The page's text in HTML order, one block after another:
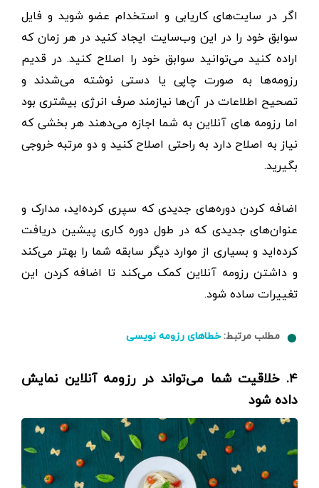
اگر در سایت‌های کاریابی و استخدام عضو شوید و فایل
سوابق خود را در این وب‌سایت ایجاد کنید در هر زمان که
اراده کنید می‌توانید سوابق خود را اصلاح کنید. در قدیم
رزومه‌ها به صورت چاپی یا دستی نوشته می‌شدند و
تصحیح اطلاعات در آن‌ها نیازمند صرف انرژی بیشتری بود
اما رزومه های آنلاین به شما اجازه می‌دهند هر بخشی که
نیاز به اصلاح دارد به راحتی اصلاح کنید و دو مرتبه خروجی
بگیرید.
اضافه کردن دوره‌های جدیدی که سپری کرده‌اید، مدارک و
عنوان‌های جدیدی که در طول دوره کاری پیشین دریافت
کرده‌اید و بسیاری از موارد دیگر سابقه شما را بهتر می‌کند
و داشتن رزومه آنلاین کمک می‌کند تا اضافه کردن این
تغییرات ساده شود.
مطلب مرتبط:خطاهای رزومه نویسی
۴. خلاقیت شما می‌تواند در رزومه آنلاین نمایش
داده شود